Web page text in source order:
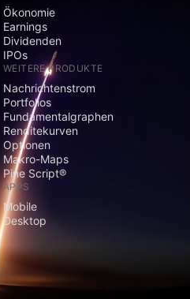
Ökonomie
Earnings
Dividenden
IPOs
WEITERE PRODUKTE
Nachrichtenstrom
Portfolios
Fundamentalgraphen
Renditekurven
Optionen
Makro-Maps
Pine Script®
APPS
Mobile
Desktop